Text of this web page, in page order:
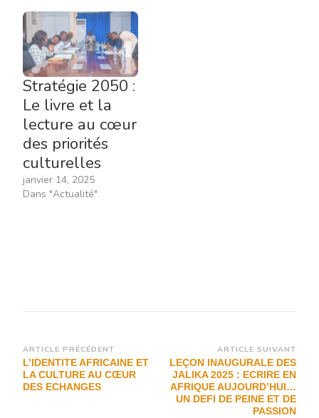
Stratégie 2050 :
Le livre et la
lecture au cœur
des priorités
culturelles
janvier 14, 2025
Dans "Actualité"
Navigation
d’article
ARTICLE PRÉCÉDENT
L’IDENTITE AFRICAINE ET
LA CULTURE AU CŒUR
DES ECHANGES
ARTICLE SUIVANT
LEÇON INAUGURALE DES
JALIKA 2025 : ECRIRE EN
AFRIQUE AUJOURD’HUI…
UN DEFI DE PEINE ET DE
PASSION